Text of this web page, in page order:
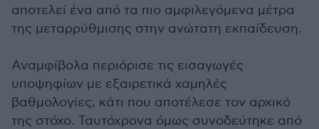
αποτελεί ένα από τα πιο αμφιλεγόμενα μέτρα
της μεταρρύθμισης στην ανώτατη εκπαίδευση.
Αναμφίβολα περιόρισε τις εισαγωγές
υποψηφίων με εξαιρετικά χαμηλές
βαθμολογίες, κάτι που αποτέλεσε τον αρχικό
της στόχο. Ταυτόχρονα όμως συνοδεύτηκε από